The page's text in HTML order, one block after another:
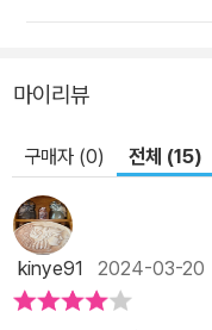
평온해졌는데” 요양원에
기 어려운 분노에 휩싸인
력을 행사하고 있음을 깨닫는다. 엄마와 누나와 나로 말할
우리 셋은 봉합의 전문가
일로 만드는 데에 뛰어난
고도 다음 날 아침 그 사람
학교에서는 누구보다 더
마이리뷰
구매자 (0) 전체 (15)
kinye91 2024-03-20